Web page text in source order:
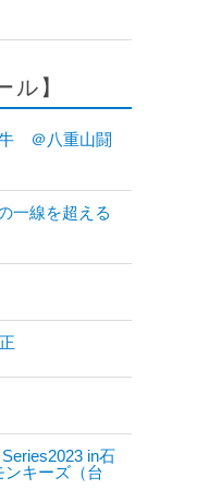
ル】
牛 ＠八重山闘
一線を超える
in石
キーズ（台